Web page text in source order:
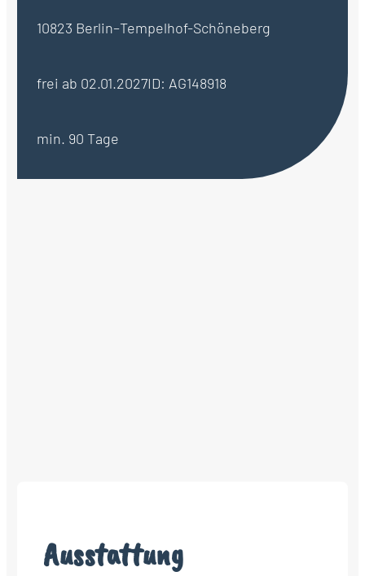
10823 Berlin–Tempelhof-Schöneberg
frei ab 02.01.2027ID: AG148918
min. 90 Tage
Ausstattung